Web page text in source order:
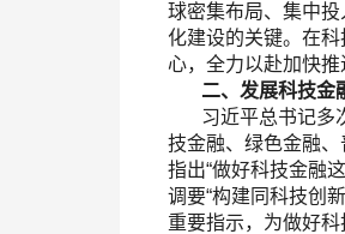
球密集布局、集中
化建设的关键。在
心，全力以赴加快
二、发展科技金
习近平总书记多次
技金融、绿色金融
指出“做好科技金融
调要“构建同科技创
重要指示，为做好